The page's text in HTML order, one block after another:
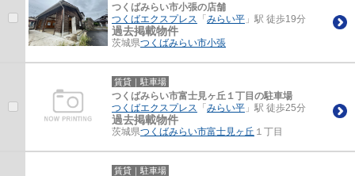
つくばみらい市小張の店舗
つくばエクスプレス 「 みらい平 」駅 徒歩19分
過去掲載物件
茨城県つくばみらい市小張
賃貸｜駐車場
つくばみらい市富士見ヶ丘１丁目の駐車場
つくばエクスプレス 「 みらい平 」駅 徒歩25分
過去掲載物件
茨城県つくばみらい市富士見ヶ丘 １丁目
賃貸｜駐車場